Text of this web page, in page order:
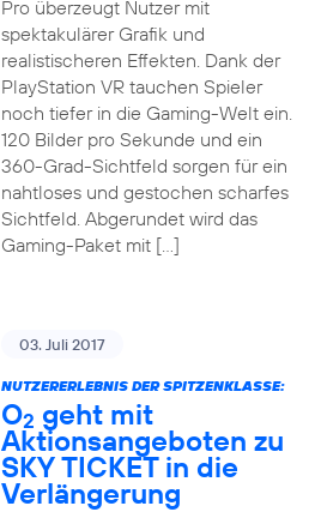
Pro überzeugt Nutzer mit
spektakulärer Grafik und
realistischeren Effekten. Dank der
PlayStation VR tauchen Spieler
noch tiefer in die Gaming-Welt ein.
120 Bilder pro Sekunde und ein
360-Grad-Sichtfeld sorgen für ein
nahtloses und gestochen scharfes
Sichtfeld. Abgerundet wird das
Gaming-Paket mit […]
03. Juli 2017
NUTZERERLEBNIS DER SPITZENKLASSE:
O2 geht mit
Aktionsangeboten zu
SKY TICKET in die
Verlängerung